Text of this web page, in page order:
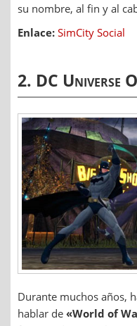
su nombre, al fin y al
Enlace: SimCity Social
2. DC Universe
Durante muchos años,
hablar de «World of